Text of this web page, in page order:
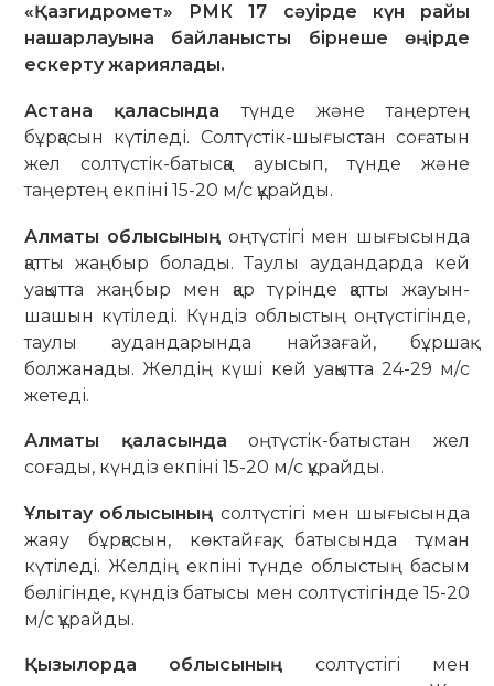
«Қазгидромет» РМК 17 сәуірде күн райы
нашарлауына байланысты бірнеше өңірде
ескерту жариялады.
Астана қаласында түнде және таңертең
бұрқасын күтіледі. Солтүстік-шығыстан соғатын
жел солтүстік-батысқа ауысып, түнде және
таңертең екпіні 15-20 м/с құрайды.
Алматы облысыныңоңтүстігі мен шығысында
қатты жаңбыр болады. Таулы аудандарда кей
уақытта жаңбыр мен қар түрінде қатты жауын-
шашын күтіледі. Күндіз облыстың оңтүстігінде,
таулы аудандарында найзағай, бұршақ
болжанады. Желдің күші кей уақытта 24-29 м/с
жетеді.
Алматы қаласында оңтүстік-батыстан жел
соғады, күндіз екпіні 15-20 м/с құрайды.
Ұлытау облысының солтүстігі мен шығысында
жаяу бұрқасын, көктайғақ, батысында тұман
күтіледі. Желдің екпіні түнде облыстың басым
бөлігінде, күндіз батысы мен солтүстігінде 15-20
м/с құрайды.
Қызылорда облысының солтүстігі мен